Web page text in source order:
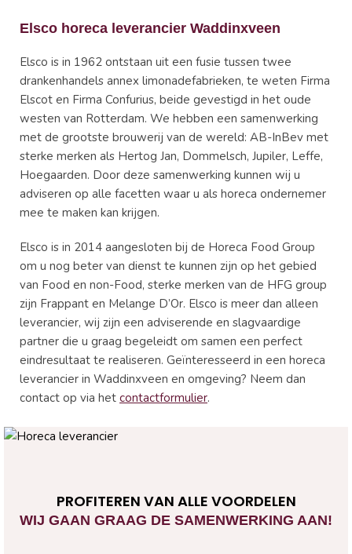
Elsco horeca leverancier Waddinxveen
Elsco is in 1962 ontstaan uit een fusie tussen twee
drankenhandels annex limonadefabrieken, te weten Firma
Elscot en Firma Confurius, beide gevestigd in het oude
westen van Rotterdam. We hebben een samenwerking
met de grootste brouwerij van de wereld: AB-InBev met
sterke merken als Hertog Jan, Dommelsch, Jupiler, Leffe,
Hoegaarden. Door deze samenwerking kunnen wij u
adviseren op alle facetten waar u als horeca ondernemer
mee te maken kan krijgen.
Elsco is in 2014 aangesloten bij de Horeca Food Group
om u nog beter van dienst te kunnen zijn op het gebied
van Food en non-Food, sterke merken van de HFG group
zijn Frappant en Melange D’Or. Elsco is meer dan alleen
leverancier, wij zijn een adviserende en slagvaardige
partner die u graag begeleidt om samen een perfect
eindresultaat te realiseren. Geïnteresseerd in een horeca
leverancier in Waddinxveen en omgeving? Neem dan
contact op via het contactformulier.
PROFITEREN VAN ALLE VOORDELEN
WIJ GAAN GRAAG DE SAMENWERKING AAN!